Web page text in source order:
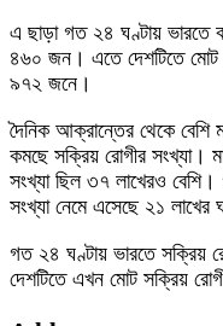
এ ছাড়া গত ২৪ ঘণ্টায় ভারতে
৪৬০ জন। এতে দেশটিতে মোট
৯৭২ জনে।
দৈনিক আক্রান্তের থেকে বেশি
কমছে সক্রিয় রোগীর সংখ্যা।
সংখ্যা ছিল ৩৭ লাখেরও
সংখ্যা নেমে এসেছে ২১ লাখের
গত ২৪ ঘণ্টায় ভারতে সক্রিয়
দেশটিতে এখন মোট সক্রিয়